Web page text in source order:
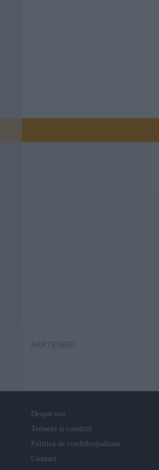
PARTENERI
Despre noi
Termeni și condiții
Politica de confidențialitate
Contact